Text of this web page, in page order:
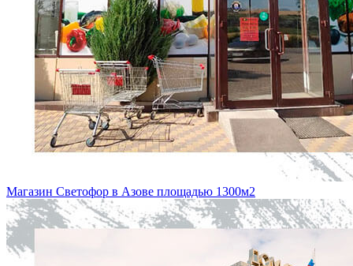
Магазин Светофор в Азове площадью 1300м2